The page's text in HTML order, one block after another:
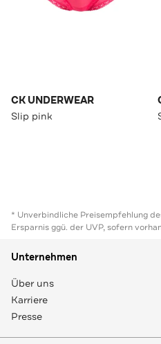
CK UNDERWEAR
Slip pink
* Unverbindliche Preisempfehlung
Ersparnis ggü. der UVP, sofern
Unternehmen
Über uns
Karriere
Presse